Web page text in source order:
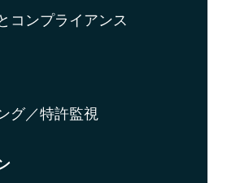
コンプライアンス
グ／特許監視